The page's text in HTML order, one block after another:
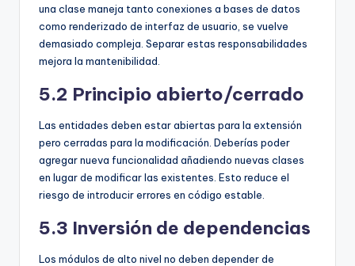
una clase maneja tanto conexiones a bases de datos
como renderizado de interfaz de usuario, se vuelve
demasiado compleja. Separar estas responsabilidades
mejora la mantenibilidad.
5.2 Principio abierto/cerrado
Las entidades deben estar abiertas para la extensión
pero cerradas para la modificación. Deberías poder
agregar nueva funcionalidad añadiendo nuevas clases
en lugar de modificar las existentes. Esto reduce el
riesgo de introducir errores en código estable.
5.3 Inversión de dependencias
Los módulos de alto nivel no deben depender de